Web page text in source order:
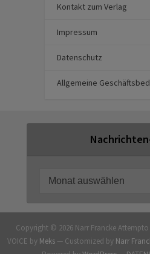
Kontakt zum Verlag
Impressum
Datenschutz
Allgemeine
Copyright © 2026 Narr Francke
VOICE by Meks— Customized by Narr